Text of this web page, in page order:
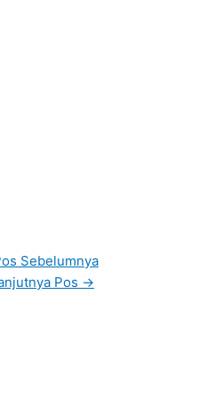
Sebelumnya
Pos →